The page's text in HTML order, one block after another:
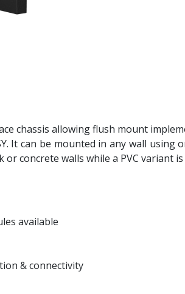
chassis allowing flush mount
It can be mounted in any wall
concrete walls while a PVC variant
available
& connectivity